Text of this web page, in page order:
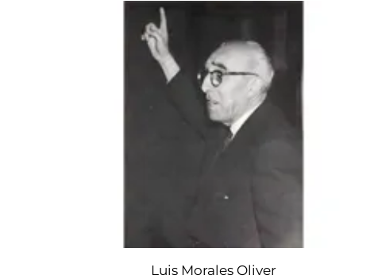
Luis Morales Oliver